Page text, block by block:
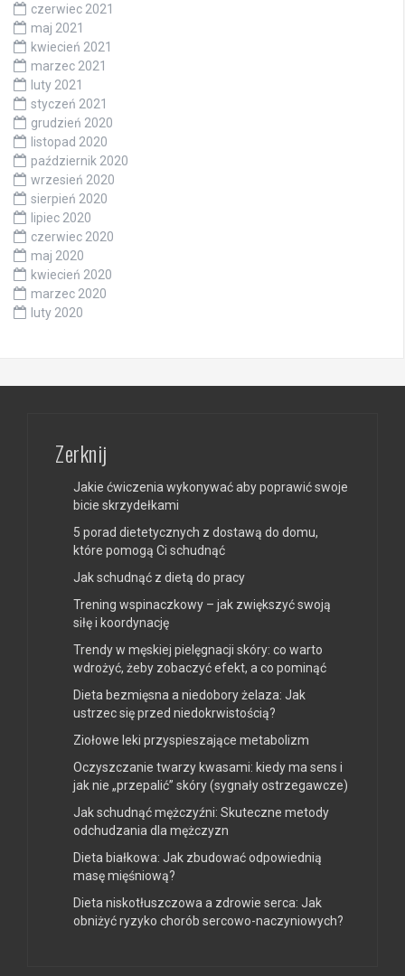
czerwiec 2021
maj 2021
kwiecień 2021
marzec 2021
luty 2021
styczeń 2021
grudzień 2020
listopad 2020
październik 2020
wrzesień 2020
sierpień 2020
lipiec 2020
czerwiec 2020
maj 2020
kwiecień 2020
marzec 2020
luty 2020
Zerknij
Jakie ćwiczenia wykonywać aby poprawić swoje
bicie skrzydełkami
5 porad dietetycznych z dostawą do domu,
które pomogą Ci schudnąć
Jak schudnąć z dietą do pracy
Trening wspinaczkowy – jak zwiększyć swoją
siłę i koordynację
Trendy w męskiej pielęgnacji skóry: co warto
wdrożyć, żeby zobaczyć efekt, a co pominąć
Dieta bezmięsna a niedobory żelaza: Jak
ustrzec się przed niedokrwistością?
Ziołowe leki przyspieszające metabolizm
Oczyszczanie twarzy kwasami: kiedy ma sens i
jak nie „przepalić” skóry (sygnały ostrzegawcze)
Jak schudnąć mężczyźni: Skuteczne metody
odchudzania dla mężczyzn
Dieta białkowa: Jak zbudować odpowiednią
masę mięśniową?
Dieta niskotłuszczowa a zdrowie serca: Jak
obniżyć ryzyko chorób sercowo-naczyniowych?